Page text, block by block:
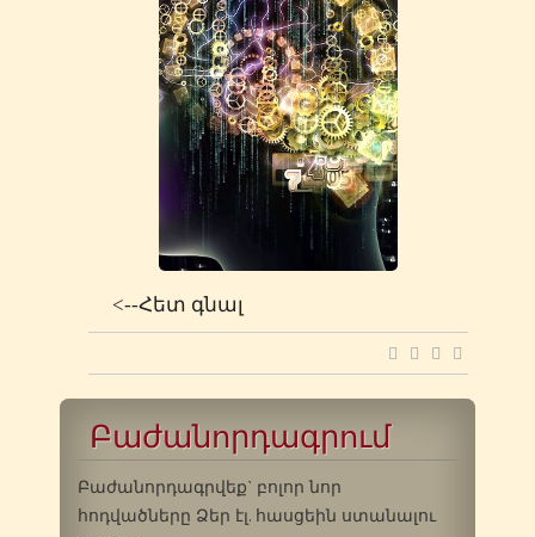
<--Հետ գնալ
Բաժանորդագրում
Բաժանորդագրվեք` բոլոր նոր
հոդվածները Ձեր էլ. հասցեին ստանալու